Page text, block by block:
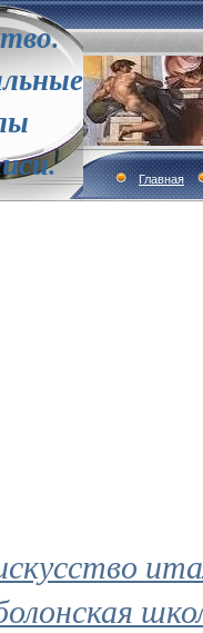
Главная